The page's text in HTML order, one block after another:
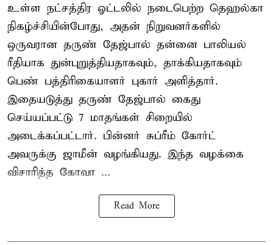
உள்ள நட்சத்திர ஓட்டலில் நடைபெற்ற தெஹல்கா
நிகழ்ச்சியின்போது, அதன் நிறுவனர்களில்
ஒருவரான தருண் தேஜ்பால் தன்னை பாலியல்
ரீதியாக துன்புறுத்தியதாகவும், தாக்கியதாகவும்
பெண் பத்திரிகையாளர் புகார் அளித்தார்.
இதையடுத்து தருண் தேஜ்பால் கைது
செய்யப்பட்டு 7 மாதங்கள் சிறையில்
அடைக்கப்பட்டார். பின்னர் சுப்ரீம் கோர்ட்
அவருக்கு ஜாமீன் வழங்கியது. இந்த வழக்கை
விசாரித்த கோவா ...
Read More